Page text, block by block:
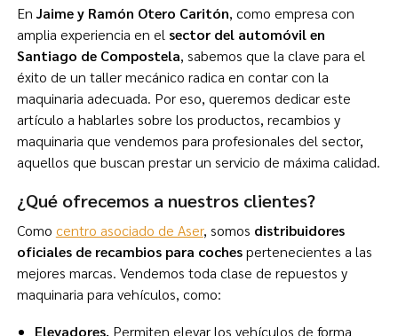
EnJaime y Ramón Otero Caritón, como empresa con
amplia experiencia en el sector del automóvil en
Santiago de Compostela, sabemos que la clave para el
éxito de un taller mecánico radica en contar con la
maquinaria adecuada. Por eso, queremos dedicar este
artículo a hablarles sobre los productos, recambios y
maquinaria que vendemos para profesionales del sector,
aquellos que buscan prestar un servicio de máxima calidad.
¿Qué ofrecemos a nuestros clientes?
Como centro asociado de Aser, somos distribuidores
oficiales de recambios para cochespertenecientes a las
mejores marcas. Vendemos toda clase de repuestos y
maquinaria para vehículos, como:
Elevadores. Permiten elevar los vehículos de forma